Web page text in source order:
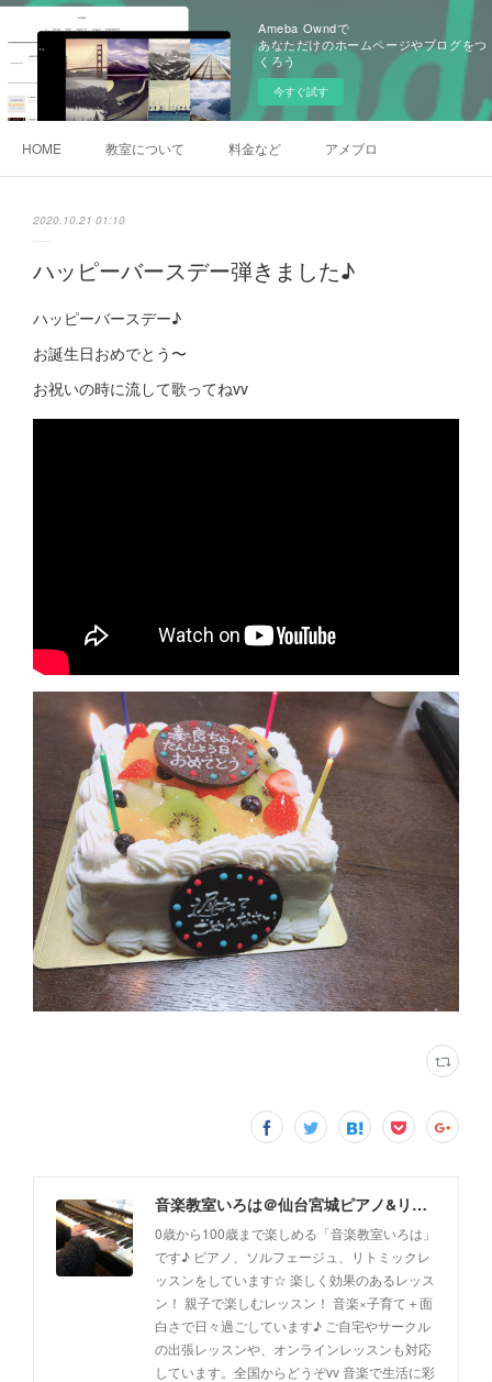
Ameba Owndで
あなただけのホームページやブログをつ
くろう
今すぐ試す
HOME 教室について 料金など アメブロ
2020.10.21 01:10
ハッピーバースデー弾きました♪
ハッピーバースデー♪
お誕生日おめでとう〜
お祝いの時に流して歌ってねvv
音楽教室いろは＠仙台宮城ピアノ&リトミック(出張レッスン、オンラインレッスン対応)
0歳から100歳まで楽しめる「音楽教室いろは」
です♪ ピアノ、ソルフェージュ、リトミックレ
ッスンをしています☆ 楽しく効果のあるレッス
ン！ 親子で楽しむレッスン！ 音楽×子育て＋面
白さで日々過ごしています♪ ご自宅やサークル
の出張レッスンや、オンラインレッスンも対応
しています。全国からどうぞvv 音楽で生活に彩